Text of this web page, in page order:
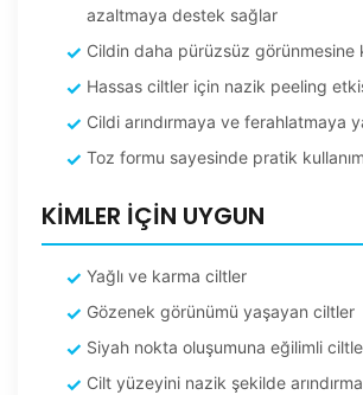
azaltmaya destek sağlar
Cildin daha pürüzsüz görünmesine
Hassas ciltler için nazik peeling
Cildi arındırmaya ve ferahlatmaya
Toz formu sayesinde pratik
KİMLER İÇİN UYGUN
Yağlı ve karma ciltler
Gözenek görünümü yaşayan ciltler
Siyah nokta oluşumuna eğilimli
Cilt yüzeyini nazik şekilde